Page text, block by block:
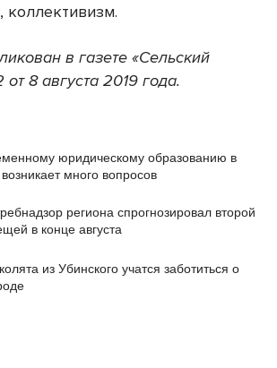
в газете «Сельский
8 августа 2019 года.
юридическому образованию в
много вопросов
региона спрогнозировал второй
в конце августа
из Убинского учатся заботиться о